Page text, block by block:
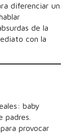
diferenciar un
de la
con la
baby
padres.
provocar